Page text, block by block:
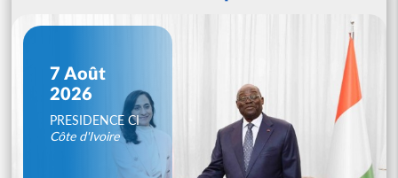
7 Août
2026
PRESIDENCE CI
Côte d'Ivoire